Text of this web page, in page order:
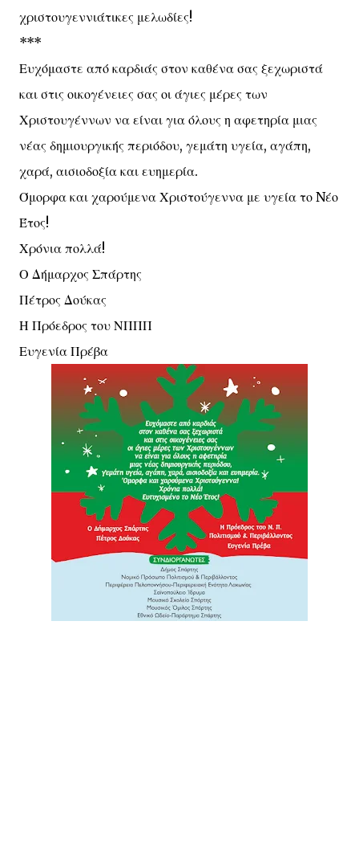
χριστουγεννιάτικες μελωδίες!
***
Ευχόμαστε από καρδιάς στον καθένα σας ξεχωριστά
και στις οικογένειες σας οι άγιες μέρες των
Χριστουγέννων να είναι για όλους η αφετηρία μιας
νέας δημιουργικής περιόδου, γεμάτη υγεία, αγάπη,
χαρά, αισιοδοξία και ευημερία.
Όμορφα και χαρούμενα Χριστούγεννα με υγεία το Nέο
Έτος!
Χρόνια πολλά!
Ο Δήμαρχος Σπάρτης
Πέτρος Δούκας
Η Πρόεδρος του ΝΠΠΠ
Ευγενία Πρέβα